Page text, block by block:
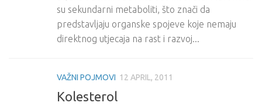
su sekundarni metaboliti, što znači da
predstavljaju organske spojeve koje nemaju
direktnog utjecaja na rast i razvoj...
VAŽNI POJMOVI 12 APRIL, 2011
Kolesterol